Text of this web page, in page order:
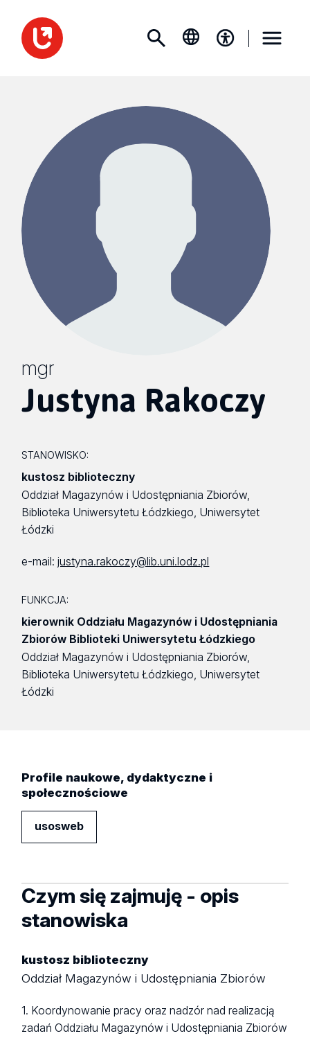
mgr
Justyna Rakoczy
STANOWISKO:
kustosz biblioteczny
Oddział Magazynów i Udostępniania Zbiorów,
Biblioteka Uniwersytetu Łódzkiego, Uniwersytet
Łódzki
e-mail:justyna.rakoczy@lib.uni.lodz.pl
FUNKCJA:
kierownik Oddziału Magazynów i Udostępniania
Zbiorów Biblioteki Uniwersytetu Łódzkiego
Oddział Magazynów i Udostępniania Zbiorów,
Biblioteka Uniwersytetu Łódzkiego, Uniwersytet
Łódzki
Profile naukowe, dydaktyczne i
społecznościowe
usosweb
Czym się zajmuję - opis
stanowiska
kustosz biblioteczny
Oddział Magazynów i Udostępniania Zbiorów
1. Koordynowanie pracy oraz nadzór nad realizacją
zadań Oddziału Magazynów i Udostępniania Zbiorów